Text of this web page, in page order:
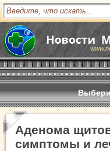
Аденома
симптомы и